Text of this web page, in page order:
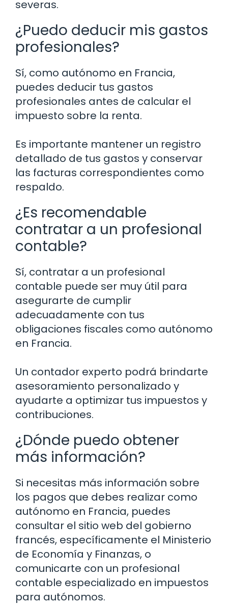
severas.
¿Puedo deducir mis gastos
profesionales?
Sí, como autónomo en Francia,
puedes deducir tus gastos
profesionales antes de calcular el
impuesto sobre la renta.
Es importante mantener un registro
detallado de tus gastos y conservar
las facturas correspondientes como
respaldo.
¿Es recomendable
contratar a un profesional
contable?
Sí, contratar a un profesional
contable puede ser muy útil para
asegurarte de cumplir
adecuadamente con tus
obligaciones fiscales como autónomo
en Francia.
Un contador experto podrá brindarte
asesoramiento personalizado y
ayudarte a optimizar tus impuestos y
contribuciones.
¿Dónde puedo obtener
más información?
Si necesitas más información sobre
los pagos que debes realizar como
autónomo en Francia, puedes
consultar el sitio web del gobierno
francés, específicamente el Ministerio
de Economía y Finanzas, o
comunicarte con un profesional
contable especializado en impuestos
para autónomos.